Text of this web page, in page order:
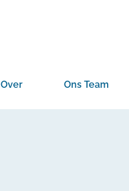
Over Ons Team